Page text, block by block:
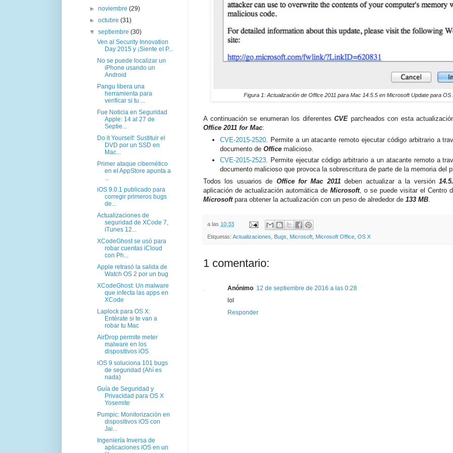
Figura 1: Actualización de Office 2011 para Mac 14.5.5 en Microsoft Update para OS
A continuación se enumeran los diferentes CVE parcheados con esta
Office 2011 for Mac:
CVE-2015-2520. Permite a un atacante remoto ejecutar código arbitrario a
documento de Office malicioso.
CVE-2015-2523 . Permite ejecutar código arbitrario a un atacante remoto a
documento malicioso que provoca la sobrescritura de parte de la memoria del
Todos los usuarios de Office for Mac 2011deben actualizar a la versión
aplicación de actualización automática de Microsoft, o se puede visitar el Centro
Microsoft para obtener la actualización con un peso de alrededor de 133 MB.
a las 10:33
Etiquetas: Actualizaciones Bugs Microsoft Microsoft Office OS X
1 comentario:
Anónimo 12 de septiembre de 2016 a las 0:28
lol
Responder
►noviembre(29)
►octubre(31)
▼septiembre(30)
Ven al Security Innovation
Day 2015 y ¡Siente el P...
No se puede localizar un
iPhone usando un
Android
Pangu libera una
herramienta para
verificar si tu ...
Fue Noticia en Seguridad
Apple: 14 al 27 de
Septie...
Do it Yourself: Sustituir el
DVD por un SSD en
Mac...
Primer ataque cibernético
en el AppStore apunta a
iOS 9.0.1 publicado para
corregir primeros bugs
de...
Actualizaciones de
seguridad de XCode 7,
iTunes 12...
XCodeGhost se usó para
robar cuentas iCloud
con Ph...
Apple retrasó la salida de
Watch OS 2 por un bug
XCodeGhost: Un malware
que infecta las apps en
XCode
Laplock para OS X:
Entérate si te van a
robar tu Mac
AirDrop permite meter
malware en los
dispositivos iOS
iOS 9 soluciona 101 bugs
de seguridad (Ahí es
nada)
Guía de Seguridad y
Privacidad para OS X
Yosemite
Pumpic: Monitorización en
dispositivos iOS con
Jai...
Ingeniería Inversa de
aplicaciones iOS en un